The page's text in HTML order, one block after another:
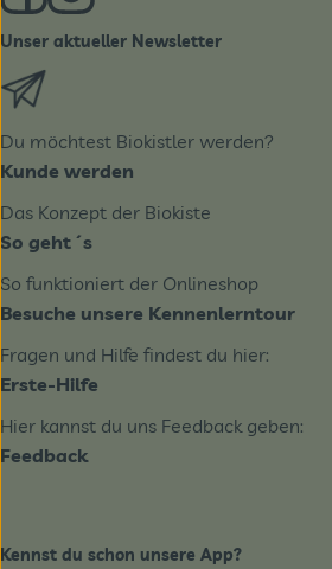
Unser aktueller Newsletter
Du möchtest Biokistler werden?
Kunde werden
Das Konzept der Biokiste
So geht´s
So funktioniert der Onlineshop
Besuche unsere Kennenlerntour
Fragen und Hilfe findest du hier:
Erste-Hilfe
Hier kannst du uns Feedback geben:
Feedback
Kennst du schon unsere App?